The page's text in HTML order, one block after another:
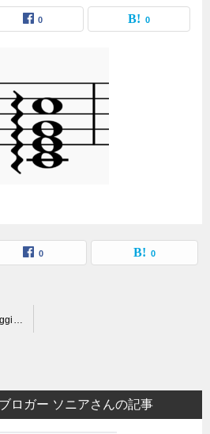
0 0
0 0
ロガー ソニアさんの記事